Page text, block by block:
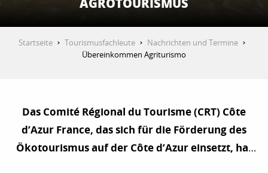
Startseite Tourismusfachleute
Nachrichten und Termine
Übereinkommen Agriturismo
Das Comité Régional du Tourisme (CRT) Côte
d’Azur France, das sich für die Förderung des
Ökotourismus auf der Côte d’Azur einsetzt, hat